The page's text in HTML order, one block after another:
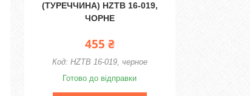
(ТУРЕЧЧИНА) HZTB 16-019,
ЧОРНЕ
455 ₴
HZTB 16-019, черное
Готово до відправки